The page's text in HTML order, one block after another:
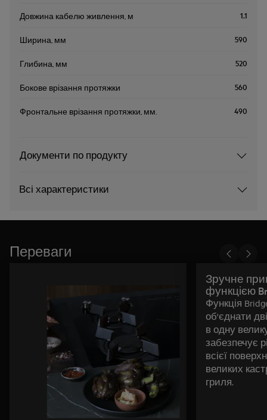
Довжина кабелю живлення, м 1.1
Ширина, мм 590
Глибина, мм 520
Бокове врізання протяжки 560
Фронтальне врізання протяжки, мм. 490
Документи по продукту
Всі характеристики
Переваги
Зручне
функцією
Функція
об'єднати
в одну
забезпечує
всієї
великих
гриля.